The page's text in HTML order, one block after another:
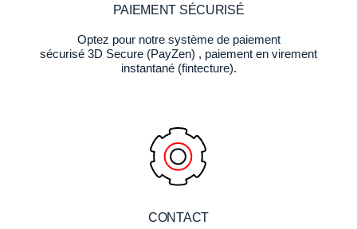
PAIEMENT SÉCURISÉ
Optez pour notre système de paiement
sécurisé 3D Secure (PayZen) , paiement en virement
instantané (fintecture).
CONTACT